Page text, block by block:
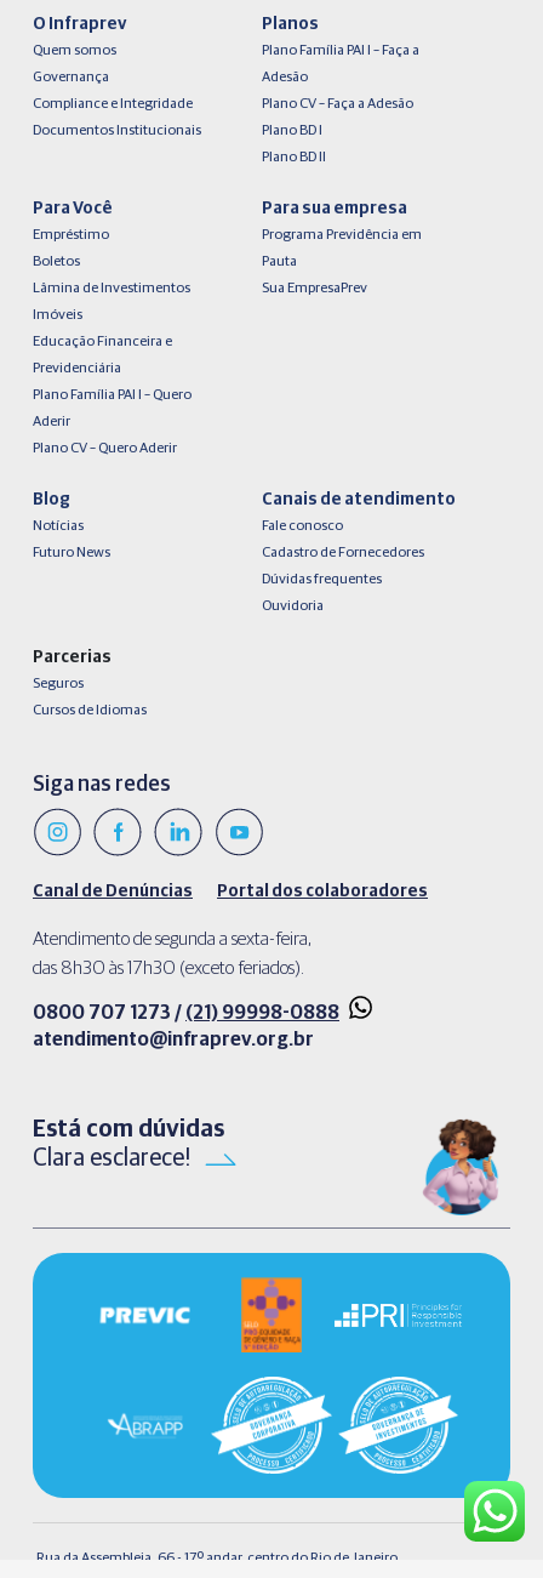
O Infraprev
Quem somos
Governança
Compliance e Integridade
Documentos Institucionais
Planos
Plano Família PAI I – Faça a
Adesão
Plano CV – Faça a Adesão
Plano BD I
Plano BD II
Para Você
Empréstimo
Boletos
Lâmina de Investimentos
Imóveis
Educação Financeira e
Previdenciária
Plano Família PAI I – Quero
Aderir
Plano CV – Quero Aderir
Para sua empresa
Programa Previdência em
Pauta
Sua EmpresaPrev
Blog
Notícias
Futuro News
Canais de atendimento
Fale conosco
Cadastro de Fornecedores
Dúvidas frequentes
Ouvidoria
Parcerias
Seguros
Cursos de Idiomas
Siga nas redes
Canal de Denúncias Portal dos colaboradores
Atendimento de segunda a sexta-feira,
das 8h30 às 17h30 (exceto feriados).
0800 707 1273 / (21) 99998-0888
atendimento@infraprev.org.br​
Está com dúvidas
Clara esclarece!
Rua da Assembleia, 66 - 17º andar, centro do Rio de Janeiro.